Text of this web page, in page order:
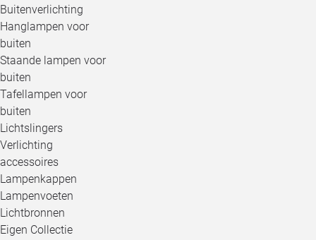
Buitenverlichting
Hanglampen voor
buiten
Staande lampen voor
buiten
Tafellampen voor
buiten
Lichtslingers
Verlichting
accessoires
Lampenkappen
Lampenvoeten
Lichtbronnen
Eigen Collectie